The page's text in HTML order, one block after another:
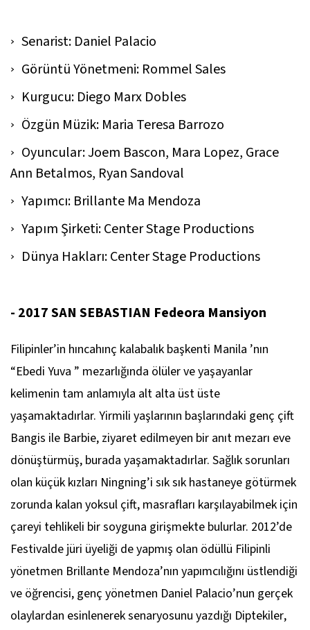
Senarist: Daniel Palacio
Görüntü Yönetmeni: Rommel Sales
Kurgucu: Diego Marx Dobles
Özgün Müzik: Maria Teresa Barrozo
Oyuncular: Joem Bascon, Mara Lopez, Grace
Ann Betalmos, Ryan Sandoval
Yapımcı: Brillante Ma Mendoza
Yapım Şirketi: Center Stage Productions
Dünya Hakları: Center Stage Productions
- 2017 SAN SEBASTIAN Fedeora Mansiyon
Filipinler’in hıncahınç kalabalık başkenti Manila ’nın
“Ebedi Yuva ” mezarlığında ölüler ve yaşayanlar
kelimenin tam anlamıyla alt alta üst üste
yaşamaktadırlar. Yirmili yaşlarının başlarındaki genç çift
Bangis ile Barbie, ziyaret edilmeyen bir anıt mezarı eve
dönüştürmüş, burada yaşamaktadırlar. Sağlık sorunları
olan küçük kızları Ningning’i sık sık hastaneye götürmek
zorunda kalan yoksul çift, masrafları karşılayabilmek için
çareyi tehlikeli bir soyguna girişmekte bulurlar. 2012’de
Festivalde jüri üyeliği de yapmış olan ödüllü Filipinli
yönetmen Brillante Mendoza’nın yapımcılığını üstlendiği
ve öğrencisi, genç yönetmen Daniel Palacio’nun gerçek
olaylardan esinlenerek senaryosunu yazdığı Diptekiler,